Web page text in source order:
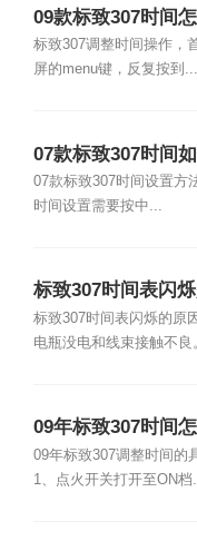
09款标致307时间
标致307调整时间操作，
屏的menu键，反复按到...
07款标致307时间
07款标致307时间设置方
时间设置需要按中...
标致307时间表闪
标致307时间表闪烁的原
电瓶没电和线束接触不良
09年标致307时间
09年标致307调整时间的
1、点火开关打开至ON档...